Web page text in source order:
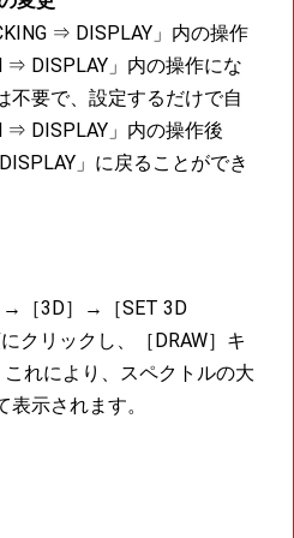
⇒ DISPLAY」内の操作
⇒ DISPLAY」内の操作にな
不要で、設定するだけで自
⇒ DISPLAY」内の操作後
」に戻ることができ
→［3D］→［SET 3D
クリックし、［DRAW］キ
れにより、スペクトルの大
示されます。